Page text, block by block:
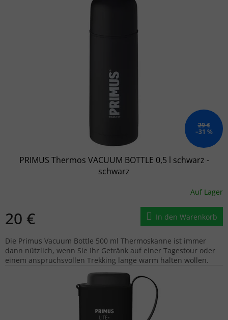
29 €
–31 %
PRIMUS Thermos VACUUM BOTTLE 0,5 l schwarz -
schwarz
Auf Lager
20 € In den Warenkorb
Die Primus Vacuum Bottle 500 ml Thermoskanne ist immer
dann nützlich, wenn Sie Ihr Getränk auf einer Tagestour oder
einem anspruchsvollen Trekking lange warm halten wollen.